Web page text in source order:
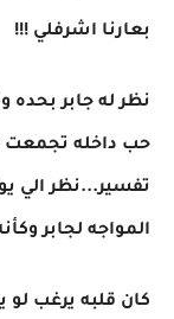
بعارنا اشرفلي !!!
نظر له جابر
حب داخله تجمعت
تفسير...نظر الي
المواجه لجابر
كان قلبه يرغب لو